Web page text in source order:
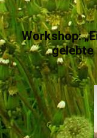
Workshop: